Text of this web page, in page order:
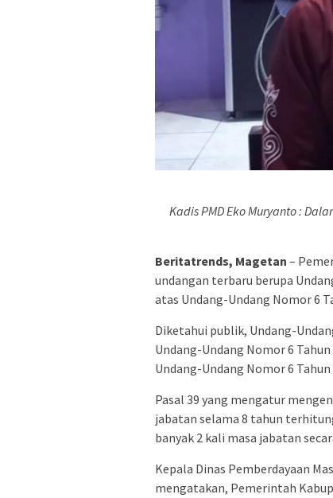
Kadis PMD Eko Muryanto :
Beritatrends, Magetan –
undangan terbaru berupa
atas Undang-Undang Nomor 6
Diketahui publik, Undang-
Undang-Undang Nomor 6
Undang-Undang Nomor 6 Tahun
Pasal 39 yang mengatur
jabatan selama 8 tahun
banyak 2 kali masa jabatan
Kepala Dinas Pemberdayaan
mengatakan, Pemerintah